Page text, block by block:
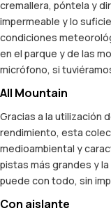
cremallera, póntela y
impermeable y lo
condiciones
en el parque y de las
micrófono, si
All Mountain
Gracias a la utilización
rendimiento, esta
medioambiental y
pistas más grandes y
puede con todo, sin
Con aislante